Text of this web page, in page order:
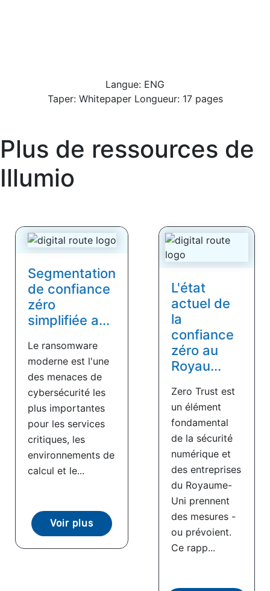
Langue: ENG
Taper: Whitepaper Longueur: 17 pages
Plus de ressources de
Illumio
Segmentation
de confiance
zéro
simplifiée a...
Le ransomware
moderne est l'une
des menaces de
cybersécurité les
plus importantes
pour les services
critiques, les
environnements de
calcul et le...
Voir plus
L'état
actuel de
la
confiance
zéro au
Royau...
Zero Trust est
un élément
fondamental
de la sécurité
numérique et
des entreprises
du Royaume-
Uni prennent
des mesures -
ou prévoient.
Ce rapp...